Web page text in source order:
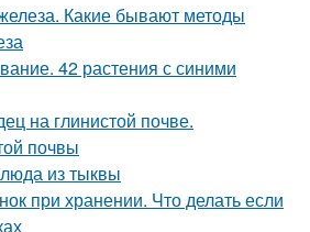
Какие бывают методы
42 растения с синими
на глинистой почве.
почвы
из тыквы
при хранении. Что делать если